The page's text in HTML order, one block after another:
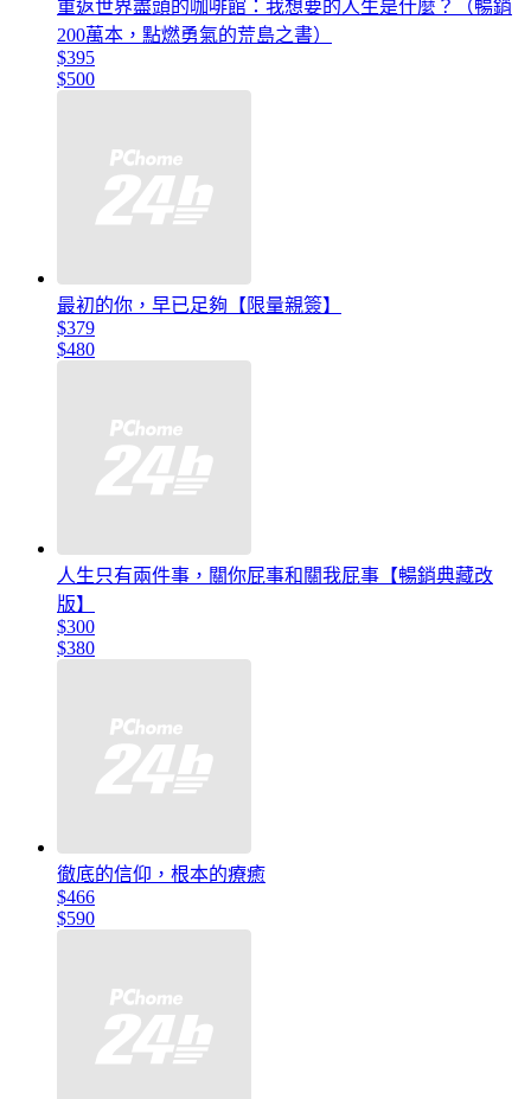
重返世界盡頭的咖啡館：我想要的人生是什麼？（暢銷
200萬本，點燃勇氣的荒島之書）
$395
$500
最初的你，早已足夠【限量親簽】
$379
$480
人生只有兩件事，關你屁事和關我屁事【暢銷典藏改
版】
$300
$380
徹底的信仰，根本的療癒
$466
$590